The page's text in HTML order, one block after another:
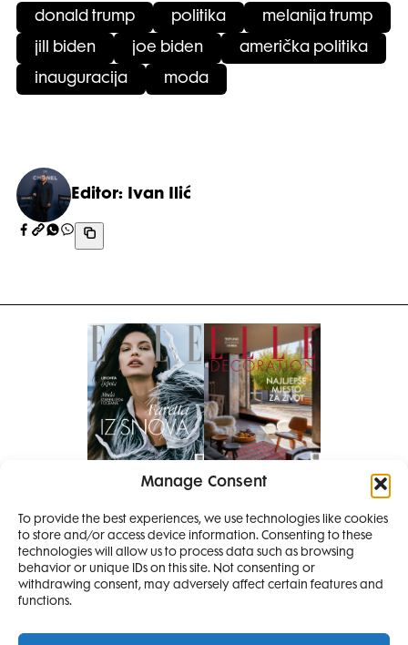
Manage Consent
To provide the best experiences, we use technologies like cookies
to store and/or access device information. Consenting to these
technologies will allow us to process data such as browsing
behavior or unique IDs on this site. Not consenting or
withdrawing consent, may adversely affect certain features and
functions.
donald trump politika melanija trump
jill biden joe biden američka politika
inauguracija moda
Editor: Ivan Ilić
Pretplati se na časopis
PRETPLATITE SE